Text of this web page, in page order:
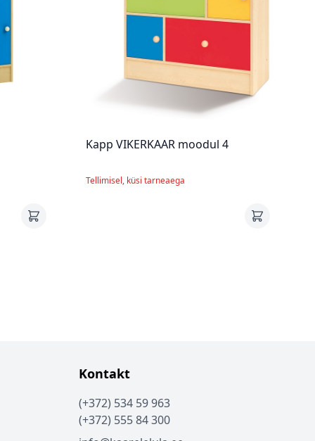
Kapp VIKERKAAR moodul 4
Tellimisel, küsi tarneaega
Kontakt
(+372) 534 59 963
(+372) 555 84 300